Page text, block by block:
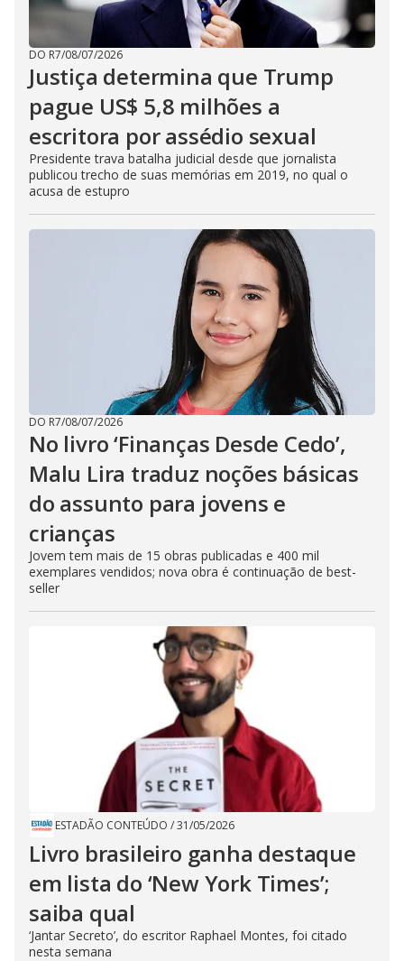
DO R7/08/07/2026
Justiça determina que Trump
pague US$ 5,8 milhões a
escritora por assédio sexual
Presidente trava batalha judicial desde que jornalista
publicou trecho de suas memórias em 2019, no qual o
acusa de estupro
DO R7/08/07/2026
No livro ‘Finanças Desde Cedo’,
Malu Lira traduz noções básicas
do assunto para jovens e
crianças
Jovem tem mais de 15 obras publicadas e 400 mil
exemplares vendidos; nova obra é continuação de best-
seller
ESTADÃO CONTEÚDO /31/05/2026
Livro brasileiro ganha destaque
em lista do ‘New York Times’;
saiba qual
‘Jantar Secreto’, do escritor Raphael Montes, foi citado
nesta semana